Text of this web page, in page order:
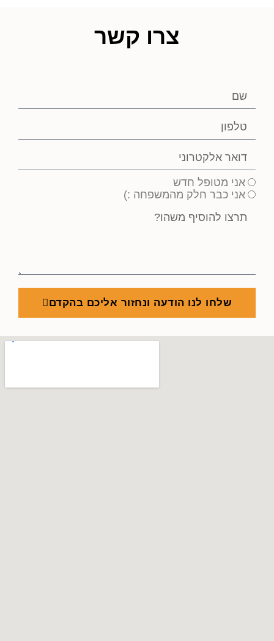
צרו קשר
אני מטופל חדש
אני כבר חלק מהמשפחה :)
שלחו לנו הודעה ונחזור אליכם בהקדם